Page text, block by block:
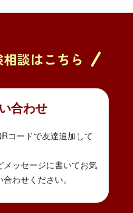
談はこちら
合わせ
コードで友達追加して
メッセージに書いてお気
わせください。